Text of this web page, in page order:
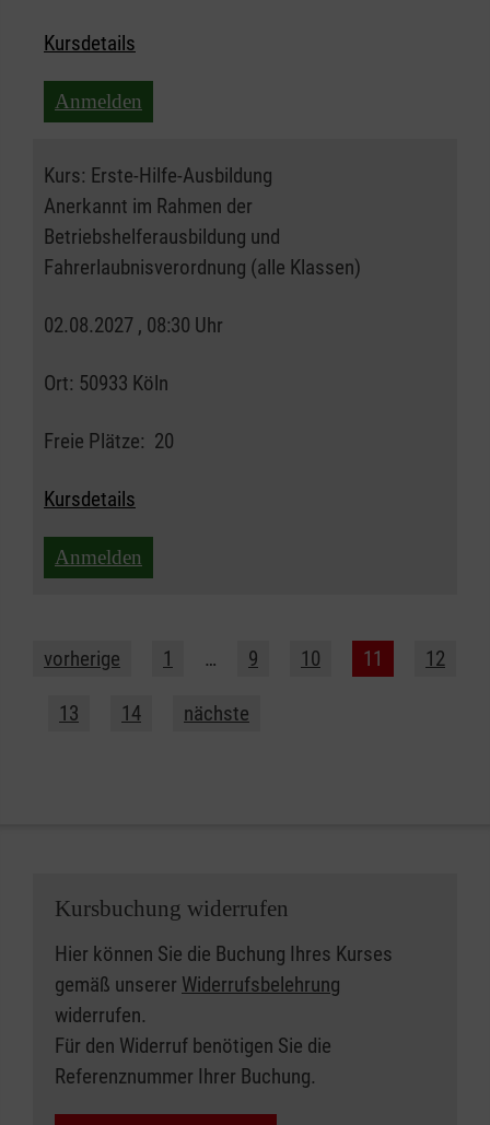
Kursdetails
Anmelden
Kurs: Erste-Hilfe-Ausbildung
Anerkannt im Rahmen der
Betriebshelferausbildung und
Fahrerlaubnisverordnung (alle Klassen)
02.08.2027 , 08:30 Uhr
Ort: 50933 Köln
Freie Plätze: 20
Kursdetails
Anmelden
vorherige 1 … 9 10 11 12
13 14 nächste
Kursbuchung widerrufen
Hier können Sie die Buchung Ihres Kurses
gemäß unserer Widerrufsbelehrung
widerrufen.
Für den Widerruf benötigen Sie die
Referenznummer Ihrer Buchung.